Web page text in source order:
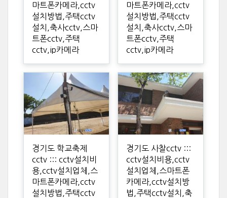
마트폰카메라,cctv
설치방법,주택cctv
설치,축사cctv,스마
트폰cctv,주택
cctv,ip카메라
마트폰카메라,cctv
설치방법,주택cctv
설치,축사cctv,스마
트폰cctv,주택
cctv,ip카메라
경기도 학교축제
cctv ::: cctv설치비
용,cctv설치업체,스
마트폰카메라,cctv
설치방법,주택cctv
경기도 사찰cctv :::
cctv설치비용,cctv
설치업체,스마트폰
카메라,cctv설치방
법,주택cctv설치,축